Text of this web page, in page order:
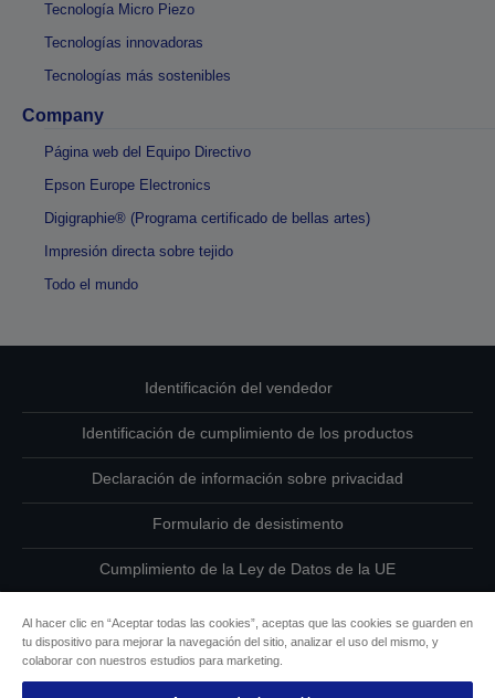
Tecnología Micro Piezo
Tecnologías innovadoras
Tecnologías más sostenibles
Company
Página web del Equipo Directivo
Epson Europe Electronics
Digigraphie® (Programa certificado de bellas artes)
Impresión directa sobre tejido
Todo el mundo
Identificación del vendedor
Identificación de cumplimiento de los productos
Declaración de información sobre privacidad
Formulario de desistimento
Cumplimiento de la Ley de Datos de la UE
Información sobre cookies
Al hacer clic en “Aceptar todas las cookies”, aceptas que las cookies se guarden en
tu dispositivo para mejorar la navegación del sitio, analizar el uso del mismo, y
colaborar con nuestros estudios para marketing.